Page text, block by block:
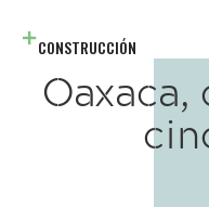
CONSTRUCCIÓN